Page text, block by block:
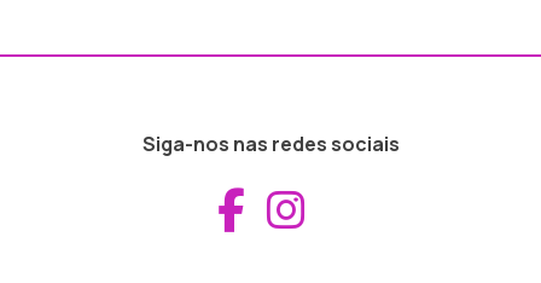
Siga-nos nas redes sociais
Aceder ao